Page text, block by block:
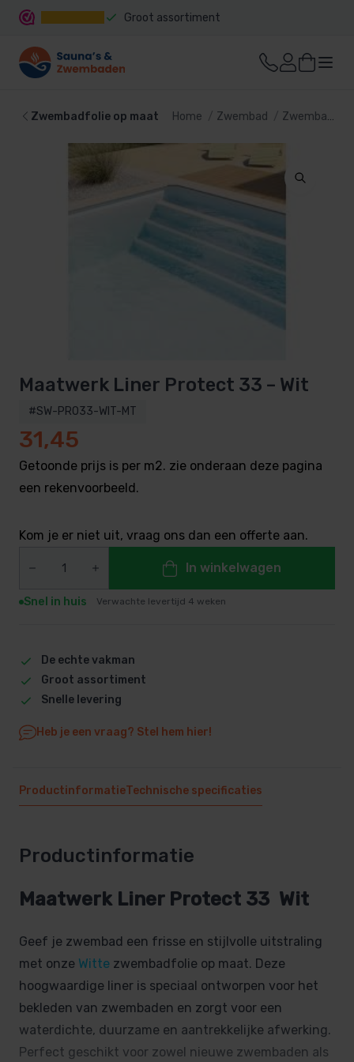
Groot assortiment
Zwembadfolie op maat Home Zwembad Zwembad bekleding
Maatwerk Liner Protect 33 – Wit
#SW-PRO33-WIT-MT
31,45
Getoonde prijs is per m2. zie onderaan deze pagina
een rekenvoorbeeld.
Kom je er niet uit, vraag ons dan een offerte aan.
In winkelwagen
Snel in huis Verwachte levertijd 4 weken
De echte vakman
Groot assortiment
Snelle levering
Heb je een vraag? Stel hem hier!
ProductinformatieTechnische specificaties
Productinformatie
Maatwerk Liner Protect 33 Wit
Geef je zwembad een frisse en stijlvolle uitstraling
met onze Witte zwembadfolie op maat. Deze
hoogwaardige liner is speciaal ontworpen voor het
bekleden van zwembaden en zorgt voor een
waterdichte, duurzame en aantrekkelijke afwerking.
Perfect geschikt voor zowel nieuwe zwembaden als